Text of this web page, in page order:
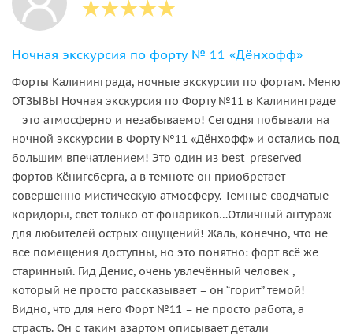
Ночная экскурсия по форту № 11 «Дёнхофф»
Форты Калининграда, ночные экскурсии по фортам. Меню
ОТЗЫВЫ Ночная экскурсия по Форту №11 в Калининграде
– это атмосферно и незабываемо! Сегодня побывали на
ночной экскурсии в Форту №11 «Дёнхофф» и остались под
большим впечатлением! Это один из best-preserved
фортов Кёнигсберга, а в темноте он приобретает
совершенно мистическую атмосферу. Темные сводчатые
коридоры, свет только от фонариков…Отличный антураж
для любителей острых ощущений! Жаль, конечно, что не
все помещения доступны, но это понятно: форт всё же
старинный. Гид Денис, очень увлечённый человек ,
который не просто рассказывает – он “горит” темой!
Видно, что для него Форт №11 – не просто работа, а
страсть. Он с таким азартом описывает детали